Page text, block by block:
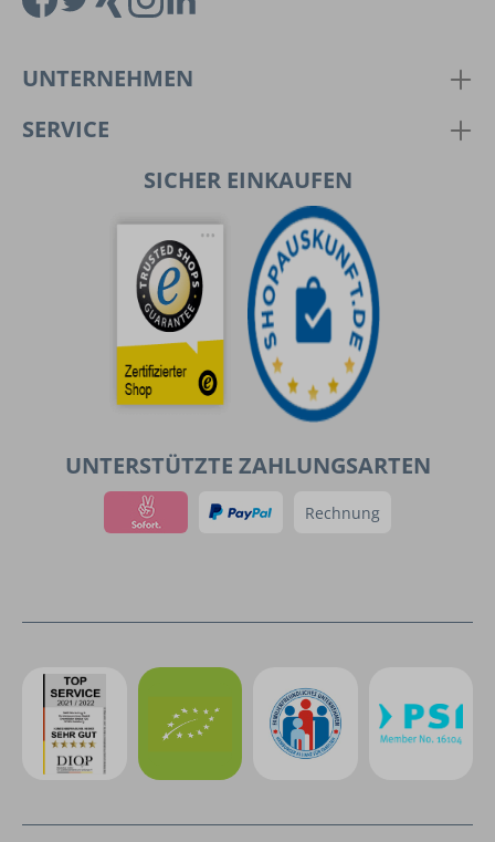
UNTERNEHMEN
SERVICE
SICHER EINKAUFEN
UNTERSTÜTZTE ZAHLUNGSARTEN
Rechnung